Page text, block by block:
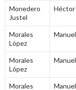
Monedero
Justel
Héctor
Morales
López
Manuel
Morales
López
Manuel
Morales
Manuel